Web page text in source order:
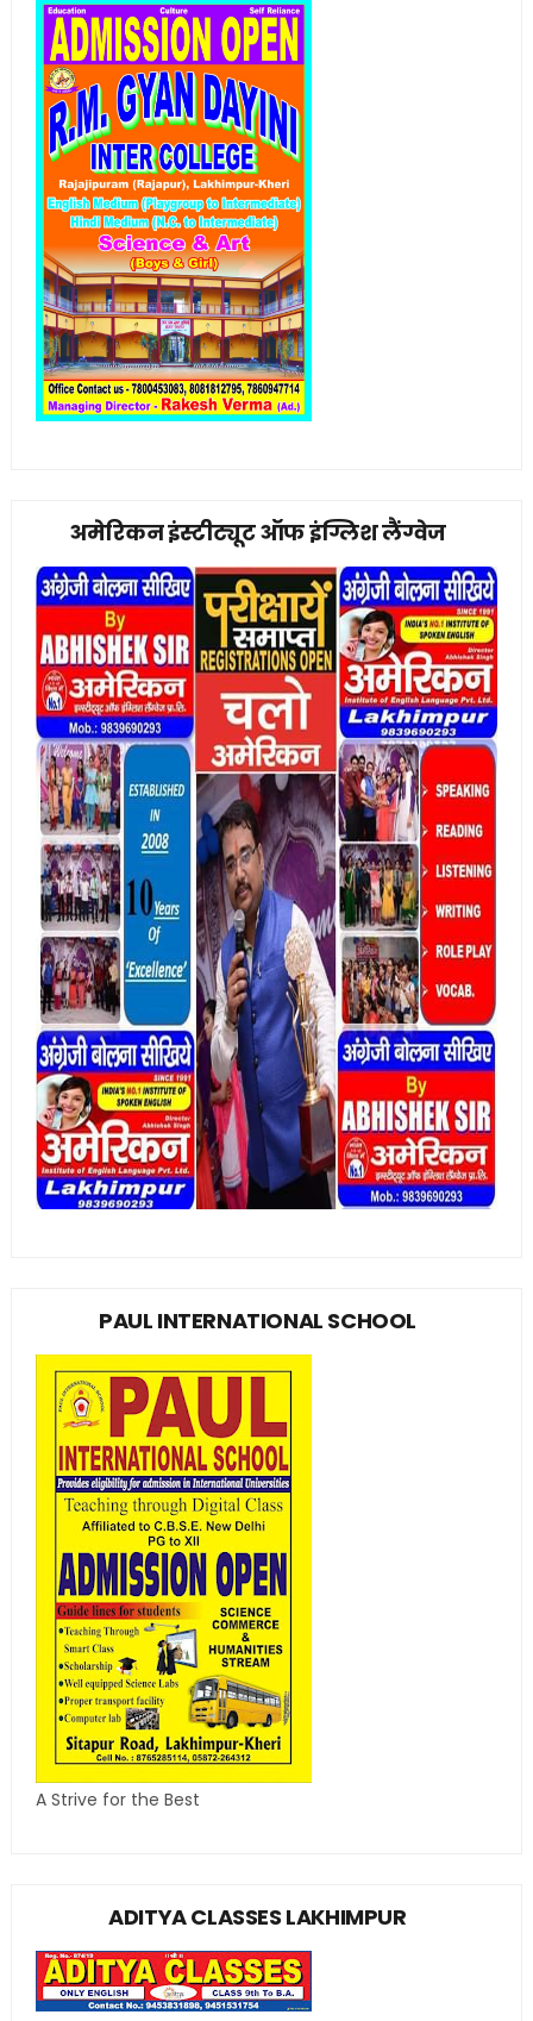
अमेरिकन इंस्टीट्यूट ऑफ इंग्लिश लैंग्वेज
PAUL INTERNATIONAL SCHOOL
A Strive for the Best
ADITYA CLASSES LAKHIMPUR